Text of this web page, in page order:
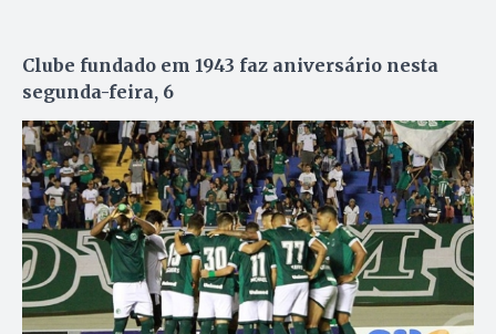
Clube fundado em 1943 faz aniversário nesta
segunda-feira, 6